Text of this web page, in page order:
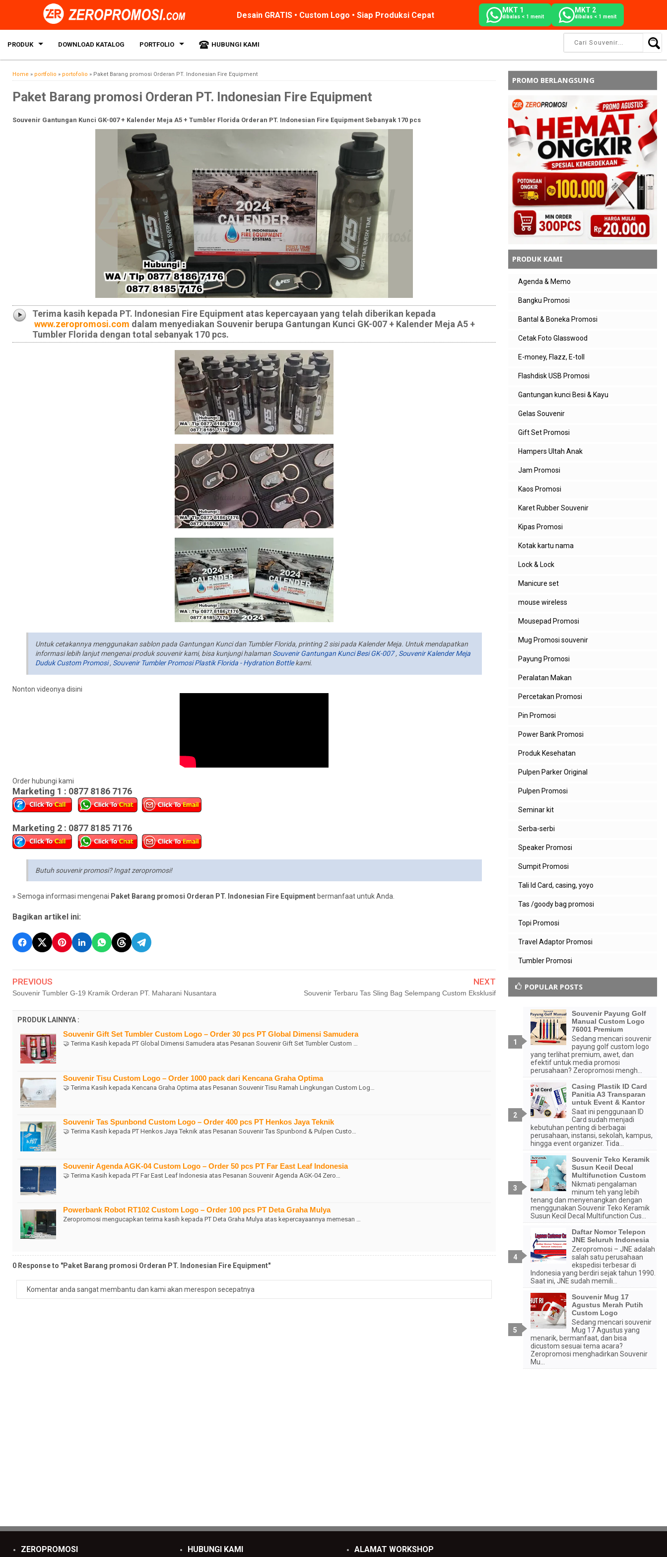
Desain GRATIS • Custom Logo • Siap Produksi Cepat
MKT 1
dibalas < 1 menit
MKT 2
dibalas < 1 menit
PRODUK DOWNLOAD KATALOG PORTFOLIO HUBUNGI KAMI
Home » portfolio » portofolio » Paket Barang promosi Orderan PT. Indonesian Fire Equipment
Paket Barang promosi Orderan PT. Indonesian Fire Equipment
Souvenir Gantungan Kunci GK-007 + Kalender Meja A5 + Tumbler Florida Orderan PT. Indonesian Fire Equipment Sebanyak 170 pcs
Terima kasih kepada PT. Indonesian Fire Equipment atas kepercayaan yang telah diberikan kepada
www.zeropromosi.com dalam menyediakan Souvenir berupa Gantungan Kunci GK-007 + Kalender Meja A5 +
Tumbler Florida dengan total sebanyak 170 pcs.
Untuk cetakannya menggunakan sablon pada Gantungan Kunci dan Tumbler Florida, printing 2 sisi pada Kalender Meja. Untuk mendapatkan
informasi lebih lanjut mengenai produk souvenir kami, bisa kunjungi halaman Souvenir Gantungan Kunci Besi GK-007, Souvenir Kalender Meja
Duduk Custom Promosi, Souvenir Tumbler Promosi Plastik Florida - Hydration Bottlekami.
Nonton videonya disini
Order hubungi kami
Marketing 1 : 0877 8186 7176
Marketing 2 : 0877 8185 7176
Butuh souvenir promosi? Ingat zeropromosi!
» Semoga informasi mengenai Paket Barang promosi Orderan PT. Indonesian Fire Equipment bermanfaat untuk Anda.
Bagikan artikel ini:
PREVIOUS
Souvenir Tumbler G-19 Kramik Orderan PT. Maharani Nusantara
NEXT
Souvenir Terbaru Tas Sling Bag Selempang Custom Eksklusif
PRODUK LAINNYA :
Souvenir Gift Set Tumbler Custom Logo – Order 30 pcs PT Global Dimensi Samudera
🤝 Terima Kasih kepada PT Global Dimensi Samudera atas Pesanan Souvenir Gift Set Tumbler Custom …
Souvenir Tisu Custom Logo – Order 1000 pack dari Kencana Graha Optima
🤝 Terima Kasih kepada Kencana Graha Optima atas Pesanan Souvenir Tisu Ramah Lingkungan Custom Log…
Souvenir Tas Spunbond Custom Logo – Order 400 pcs PT Henkos Jaya Teknik
🤝 Terima Kasih kepada PT Henkos Jaya Teknik atas Pesanan Souvenir Tas Spunbond & Pulpen Custo…
Souvenir Agenda AGK-04 Custom Logo – Order 50 pcs PT Far East Leaf Indonesia
🤝 Terima Kasih kepada PT Far East Leaf Indonesia atas Pesanan Souvenir Agenda AGK-04 Zero…
Powerbank Robot RT102 Custom Logo – Order 100 pcs PT Deta Graha Mulya
Zeropromosi mengucapkan terima kasih kepada PT Deta Graha Mulya atas kepercayaannya memesan …
0 Response to "Paket Barang promosi Orderan PT. Indonesian Fire Equipment"
Komentar anda sangat membantu dan kami akan merespon secepatnya
PROMO BERLANGSUNG
PRODUK KAMI
Agenda & Memo
Bangku Promosi
Bantal & Boneka Promosi
Cetak Foto Glasswood
E-money, Flazz, E-toll
Flashdisk USB Promosi
Gantungan kunci Besi & Kayu
Gelas Souvenir
Gift Set Promosi
Hampers Ultah Anak
Jam Promosi
Kaos Promosi
Karet Rubber Souvenir
Kipas Promosi
Kotak kartu nama
Lock & Lock
Manicure set
mouse wireless
Mousepad Promosi
Mug Promosi souvenir
Payung Promosi
Peralatan Makan
Percetakan Promosi
Pin Promosi
Power Bank Promosi
Produk Kesehatan
Pulpen Parker Original
Pulpen Promosi
Seminar kit
Serba-serbi
Speaker Promosi
Sumpit Promosi
Tali Id Card, casing, yoyo
Tas /goody bag promosi
Topi Promosi
Travel Adaptor Promosi
Tumbler Promosi
POPULAR POSTS
Souvenir Payung Golf
Manual Custom Logo
76001 Premium
Sedang mencari souvenir
payung golf custom logo
yang terlihat premium, awet, dan
efektif untuk media promosi
perusahaan? Zeropromosi mengh...
Casing Plastik ID Card
Panitia A3 Transparan
untuk Event & Kantor
Saat ini penggunaan ID
Card sudah menjadi
kebutuhan penting di berbagai
perusahaan, instansi, sekolah, kampus,
hingga event organizer. Tida...
Souvenir Teko Keramik
Susun Kecil Decal
Multifunction Custom
Nikmati pengalaman
minum teh yang lebih
tenang dan menyenangkan dengan
menggunakan Souvenir Teko Keramik
Susun Kecil Decal Multifunction Cus...
Daftar Nomor Telepon
JNE Seluruh Indonesia
Zeropromosi – JNE adalah
salah satu perusahaan
ekspedisi terbesar di
Indonesia yang berdiri sejak tahun 1990.
Saat ini, JNE sudah memili...
Souvenir Mug 17
Agustus Merah Putih
Custom Logo
Sedang mencari souvenir
Mug 17 Agustus yang
menarik, bermanfaat, dan bisa
dicustom sesuai tema acara?
Zeropromosi menghadirkan Souvenir
Mu...
ZEROPROMOSI HUBUNGI KAMI ALAMAT WORKSHOP